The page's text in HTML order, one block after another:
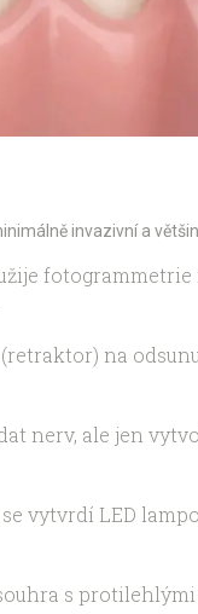
invazivní a
na
nerv, ale jen
vytvrdí LED
s